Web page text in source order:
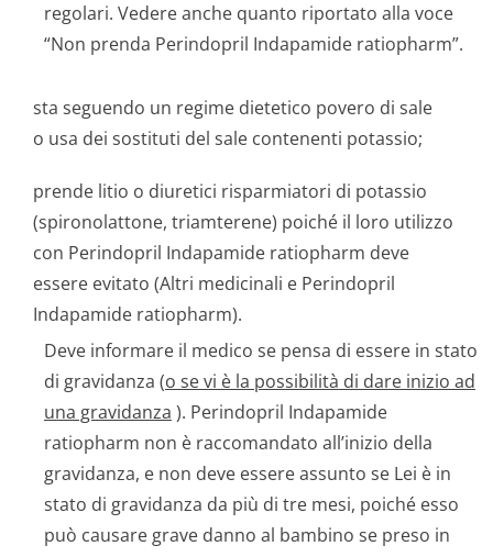
regolari. Vedere anche quanto riportato alla voce
“Non prenda Perindopril Indapamide ratiopharm”.
sta seguendo un regime dietetico povero di sale
o usa dei sostituti del sale contenenti potassio;
prende litio o diuretici risparmiatori di potassio
(spironolattone, triamterene) poiché il loro utilizzo
con Perindopril Indapamide ratiopharm deve
essere evitato (Altri medicinali e Perindopril
Indapamide ratiopharm).
Deve informare il medico se pensa di essere in stato
di gravidanza (o se vi è la possibilità di dare inizio ad
una gravidanza ). Perindopril Indapamide
ratiopharm non è raccomandato all’inizio della
gravidanza, e non deve essere assunto se Lei è in
stato di gravidanza da più di tre mesi, poiché esso
può causare grave danno al bambino se preso in